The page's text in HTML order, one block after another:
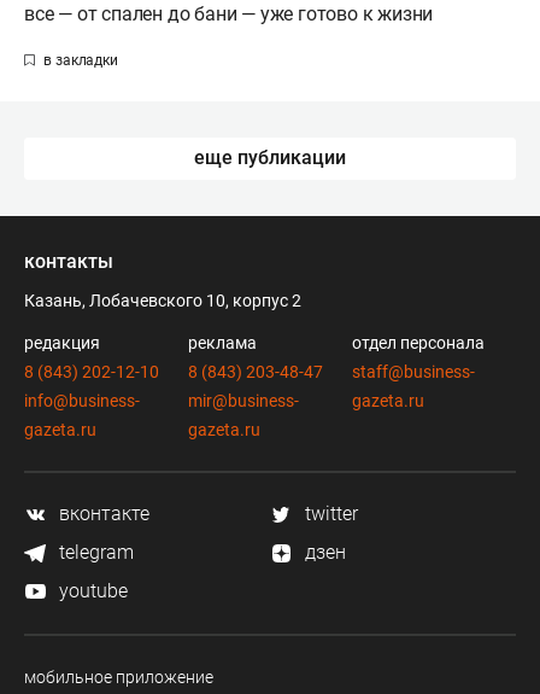
все — от спален до бани — уже готово к жизни
еще публикации
контакты
Казань, Лобачевского 10, корпус 2
редакция
8 (843) 202-12-10
info@business-
gazeta.ru
реклама
8 (843) 203-48-47
mir@business-
gazeta.ru
отдел персонала
staff@business-
gazeta.ru
вконтакте
twitter
telegram
дзен
youtube
мобильное приложение